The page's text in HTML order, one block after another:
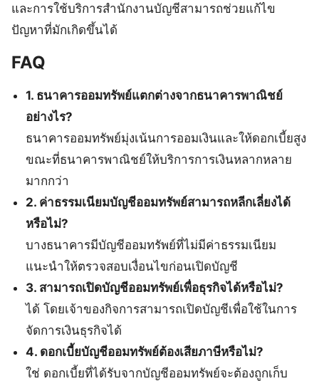
และการใช้บริการสำนักงานบัญชีสามารถช่วยแก้ไข
ปัญหาที่มักเกิดขึ้นได้
FAQ
1. ธนาคารออมทรัพย์แตกต่างจากธนาคารพาณิชย์
อย่างไร?
ธนาคารออมทรัพย์มุ่งเน้นการออมเงินและให้ดอกเบี้ยสูง
ขณะที่ธนาคารพาณิชย์ให้บริการการเงินหลากหลาย
มากกว่า
2. ค่าธรรมเนียมบัญชีออมทรัพย์สามารถหลีกเลี่ยงได้
หรือไม่?
บางธนาคารมีบัญชีออมทรัพย์ที่ไม่มีค่าธรรมเนียม
แนะนำให้ตรวจสอบเงื่อนไขก่อนเปิดบัญชี
3. สามารถเปิดบัญชีออมทรัพย์เพื่อธุรกิจได้หรือไม่?
ได้ โดยเจ้าของกิจการสามารถเปิดบัญชีเพื่อใช้ในการ
จัดการเงินธุรกิจได้
4. ดอกเบี้ยบัญชีออมทรัพย์ต้องเสียภาษีหรือไม่?
ใช่ ดอกเบี้ยที่ได้รับจากบัญชีออมทรัพย์จะต้องถูกเก็บ